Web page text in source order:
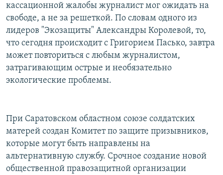
кассационной жалобы журналист мог ожидать на
свободе, а не за решеткой. По словам одного из
лидеров "Экозащиты" Александры Королевой, то,
что сегодня происходит с Григорием Пасько, завтра
может повториться с любым журналистом,
затрагивающим острые и необязательно
экологические проблемы.
При Саратовском областном союзе солдатских
матерей создан Комитет по защите призывников,
которые могут быть направлены на
альтернативную службу. Срочное создание новой
общественной правозащитной организации